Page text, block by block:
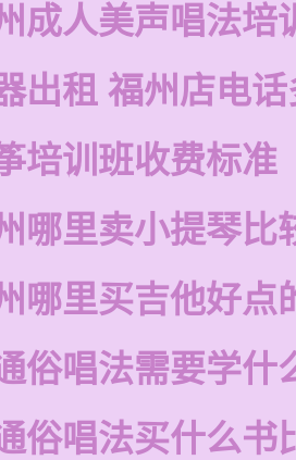
成人美声唱法培
出租 福州店电
培训班收费标准
哪里卖小提琴比
哪里买吉他好点
俗唱法需要学什
俗唱法买什么书